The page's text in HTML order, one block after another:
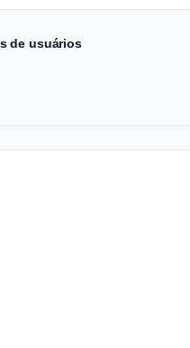
de usuários